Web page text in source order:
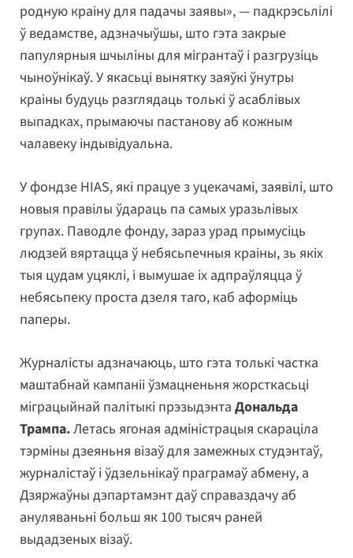
родную краіну для падачы заявы», — падкрэсьлілі
ў ведамстве, адзначыўшы, што гэта закрые
папулярныя шчыліны для мігрантаў і разгрузіць
чыноўнікаў. У якасьці вынятку заяўкі ўнутры
краіны будуць разглядаць толькі ў асаблівых
выпадках, прымаючы пастанову аб кожным
чалавеку індывідуальна.
У фондзе HIAS, які працуе з уцекачамі, заявілі, што
новыя правілы ўдараць па самых уразьлівых
групах. Паводле фонду, зараз урад прымусіць
людзей вяртацца ў небясьпечныя краіны, зь якіх
тыя цудам уцяклі, і вымушае іх адпраўляцца ў
небясьпеку проста дзеля таго, каб аформіць
паперы.
Журналісты адзначаюць, што гэта толькі частка
маштабнай кампаніі ўзмацненьня жорсткасьці
міграцыйнай палітыкі прэзыдэнта Дональда
Трампа.Летась ягоная адміністрацыя скараціла
тэрміны дзеяньня візаў для замежных студэнтаў,
журналістаў і ўдзельнікаў праграмаў абмену, а
Дзяржаўны дэпартамэнт даў справаздачу аб
ануляваньні больш як 100 тысяч раней
выдадзеных візаў.